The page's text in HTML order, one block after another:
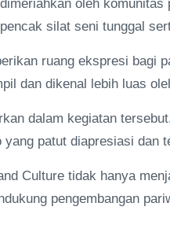
oleh
silat seni tunggal
ruang ekspresi bagi
dan dikenal lebih luas
dalam kegiatan
patut diapresiasi dan
Culture tidak hanya
pengembangan